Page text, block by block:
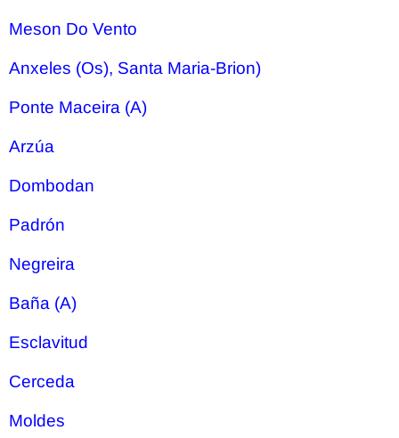
Meson Do Vento
Anxeles (Os), Santa Maria-Brion)
Ponte Maceira (A)
Arzúa
Dombodan
Padrón
Negreira
Baña (A)
Esclavitud
Cerceda
Moldes